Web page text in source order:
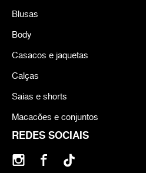
REDES SOCIAIS
Blusas
Body
Casacos e jaquetas
Calças
Saias e shorts
Macacões e conjuntos